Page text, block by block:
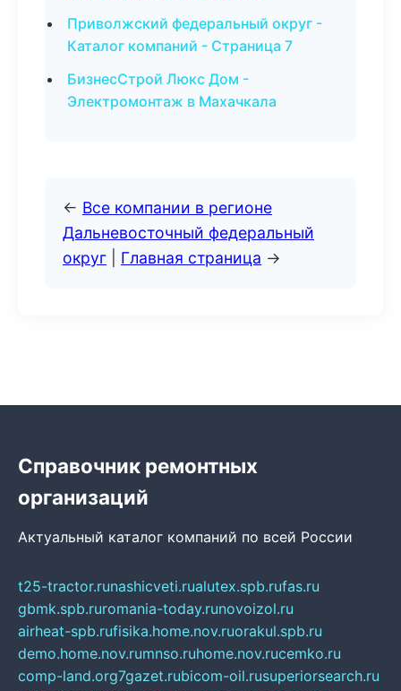
Приволжский федеральный округ -
Каталог компаний - Страница 7
БизнесСтрой Люкс Дом -
Электромонтаж в Махачкала
← Все компании в регионе
Дальневосточный федеральный
округ
Главная страница →
Справочник ремонтных
организаций
Актуальный каталог компаний по всей России
t25-tractor.runashicveti.rualutex.spb.rufas.ru
gbmk.spb.ruromania-today.runovoizol.ru
airheat-spb.rufisika.home.nov.ruorakul.spb.ru
demo.home.nov.rumnso.ruhome.nov.rucemko.ru
comp-land.org7gazet.rubicom-oil.rusuperiorsearch.ru